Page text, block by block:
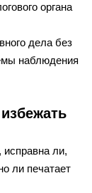
органа
дела без
наблюдения
исправна ли,
ли печатает